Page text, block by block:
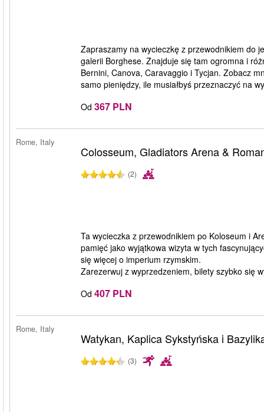
Zapraszamy na wycieczkę z przewodnikiem do
galerii Borghese. Znajduje się tam ogromna i
Bernini, Canova, Caravaggio i Tycjan. Zobacz
samo pieniędzy, ile musiałbyś przeznaczyć na
Od 367 PLN
Rome, Italy
Colosseum, Gladiators Arena &
(2)
Ta wycieczka z przewodnikiem po Koloseum i
pamięć jako wyjątkowa wizyta w tych
się więcej o imperium rzymskim.
Zarezerwuj z wyprzedzeniem, bilety szybko się
Od 407 PLN
Rome, Italy
Watykan, Kaplica Sykstyńska i
(3)